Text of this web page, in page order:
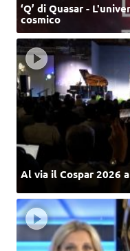
‘Q’ di Quasar -
cosmico
Al via il Cospar 2026